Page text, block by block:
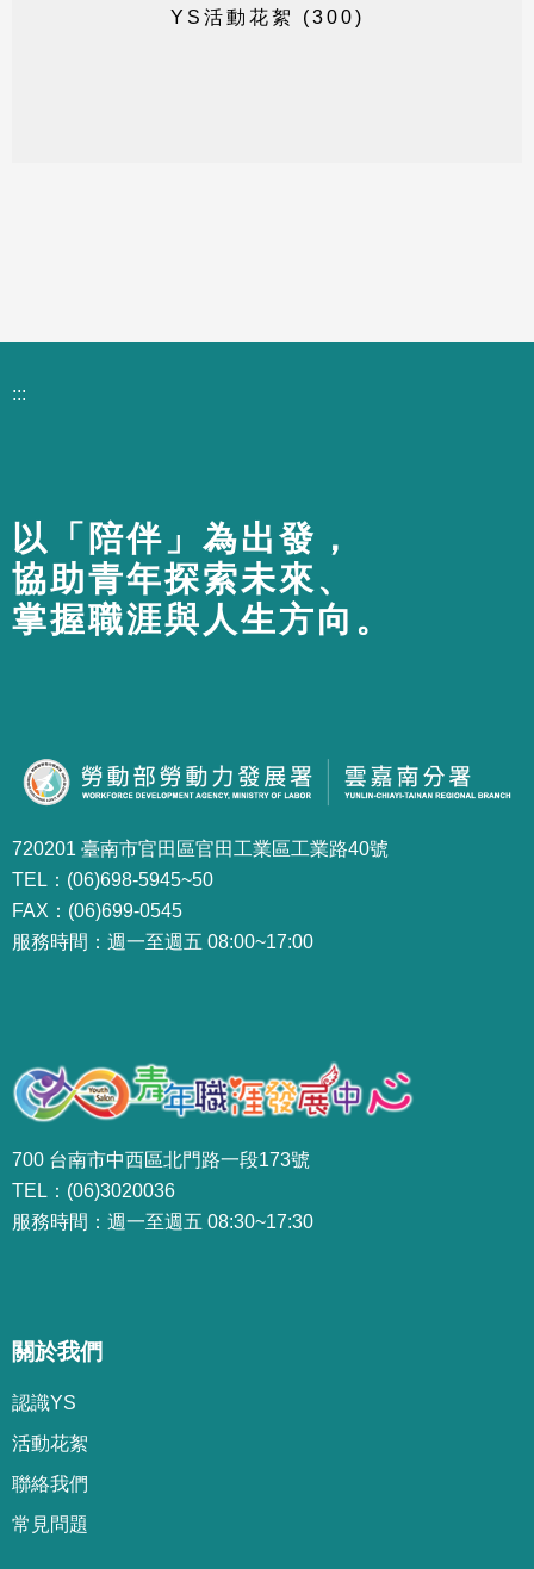
Y S 活動 花絮 (300)
:::
以「陪伴」為出發，
協助青年探索未來、
掌握職涯與人生方向。
720201 臺南市官田區官田工業區工業路40號
TEL：(06)698-5945~50
FAX：(06)699-0545
服務時間：週一至週五 08:00~17:00
700 台南市中西區北門路一段173號
TEL：(06)3020036
服務時間：週一至週五 08:30~17:30
關於我們
認識YS
活動花絮
聯絡我們
常見問題